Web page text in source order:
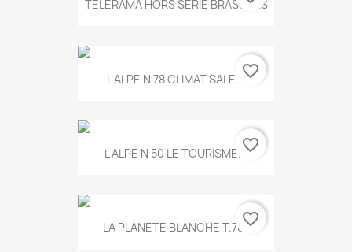
TELERAMA HORS SERIE BRASSENS
L ALPE N 78 CLIMAT SALE...favorite_border
L ALPE N 50 LE TOURISME...favorite_border
LA PLANETE BLANCHE T.785favorite_border